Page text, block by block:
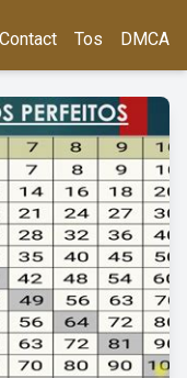
Contact Tos DMCA